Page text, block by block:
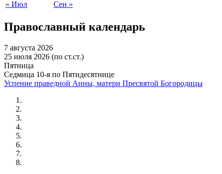
« Июл Сен »
Православный календарь
7 августа 2026
25 июля 2026 (по ст.ст.)
Пятница
Седмица 10-я по Пятидесятнице
Успение праведной Анны, матери Пресвятой Богородицы